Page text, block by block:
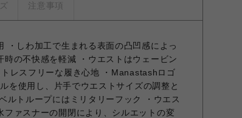
注意事項
・しわ加工で生まれる表面の凸凹感によっ
の不快感を軽減 ・ウエストはウェービン
レスフリーな履き心地 ・Manastashロゴ
を使用し、片手でウエストサイズの調整と
ルトループにはミリタリーフック ・ウエス
ファスナーの開閉により、シルエットの変